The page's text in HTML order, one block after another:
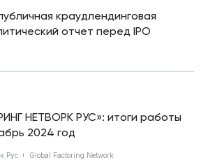
краудлендинговая
отчет перед IPO
НЕТВОРК РУС»: итоги работы
2024 год
Рус Global Factoring Network